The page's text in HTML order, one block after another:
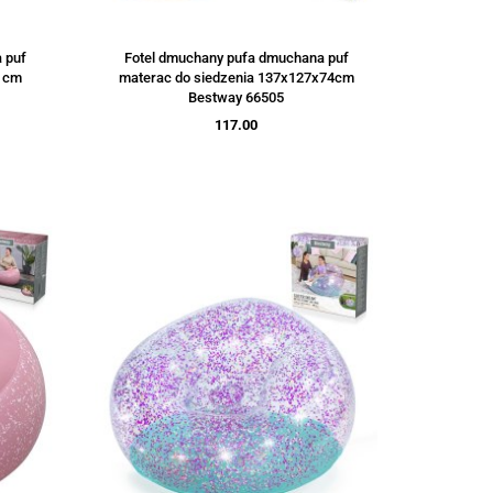
puf
cm
Fotel dmuchany pufa dmuchana puf
materac do siedzenia 137x127x74cm
Bestway 66505
117.00